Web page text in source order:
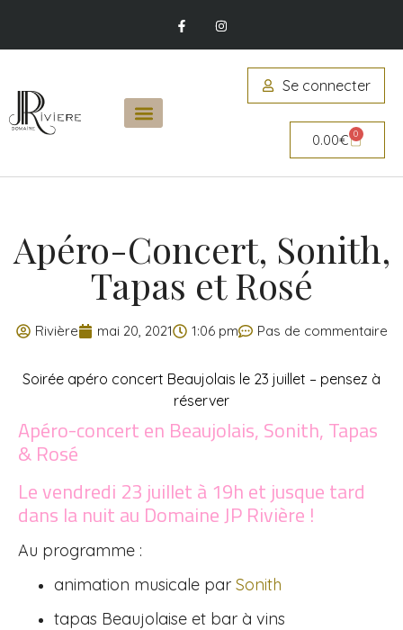
Se connecter
0.00€ 0
Apéro-Concert, Sonith,
Tapas et Rosé
Rivière mai 20, 2021 1:06 pm Pas de commentaire
Soirée apéro concert Beaujolais le 23 juillet – pensez à
réserver
Apéro-concert en Beaujolais, Sonith, Tapas
& Rosé
Le vendredi 23 juillet à 19h et jusque tard
dans la nuit au Domaine JP Rivière !
Au programme :
animation musicale par Sonith
tapas Beaujolaise et bar à vins